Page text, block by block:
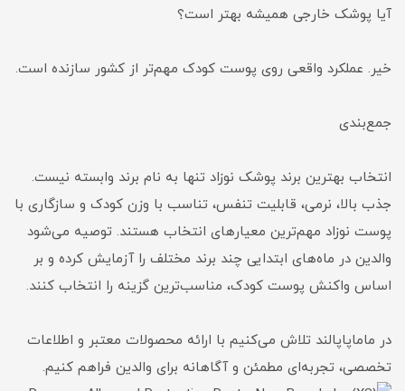
آیا پوشک خارجی همیشه بهتر است؟
خیر. عملکرد واقعی روی پوست کودک مهم‌تر از کشور سازنده است.
جمع‌بندی
انتخاب بهترین برند پوشک نوزاد تنها به نام برند وابسته نیست.
جذب بالا، نرمی، قابلیت تنفس، تناسب با وزن کودک و سازگاری با
پوست نوزاد مهم‌ترین معیارهای انتخاب هستند. توصیه می‌شود
والدین در ماه‌های ابتدایی چند برند مختلف را آزمایش کرده و بر
اساس واکنش پوست کودک، مناسب‌ترین گزینه را انتخاب کنند.
در ماماپاپالند تلاش می‌کنیم با ارائه محصولات معتبر و اطلاعات
تخصصی، تجربه‌ای مطمئن و آگاهانه برای والدین فراهم کنیم.